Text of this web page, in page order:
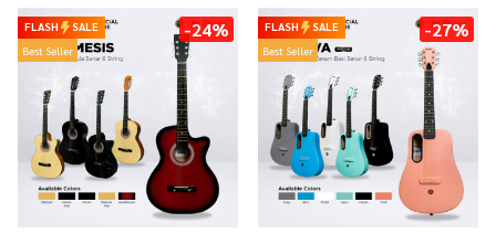
FLASH
SALE
Best Seller
-24% FLASH
SALE
Best Seller
-27%